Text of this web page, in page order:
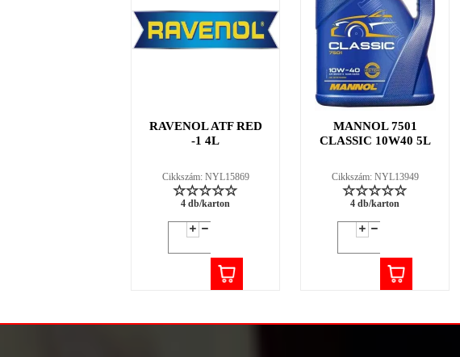
RAVENOL ATF RED
-1 4L
Cikkszám: NYL15869
4 db/karton
MANNOL 7501
CLASSIC 10W40 5L
Cikkszám: NYL13949
4 db/karton